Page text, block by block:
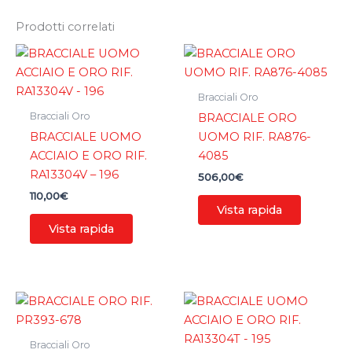
Prodotti correlati
Bracciali Oro
BRACCIALE UOMO
ACCIAIO E ORO RIF.
RA13304V – 196
110,00€
Vista rapida
Bracciali Oro
BRACCIALE ORO
UOMO RIF. RA876-
4085
506,00€
Vista rapida
Bracciali Oro